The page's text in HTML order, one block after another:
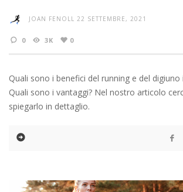
JOAN FENOLL 22 SETTEMBRE, 2021
0 3K 0
Quali sono i benefici del running e del
Quali sono i vantaggi? Nel nostro articolo
spiegarlo in dettaglio.